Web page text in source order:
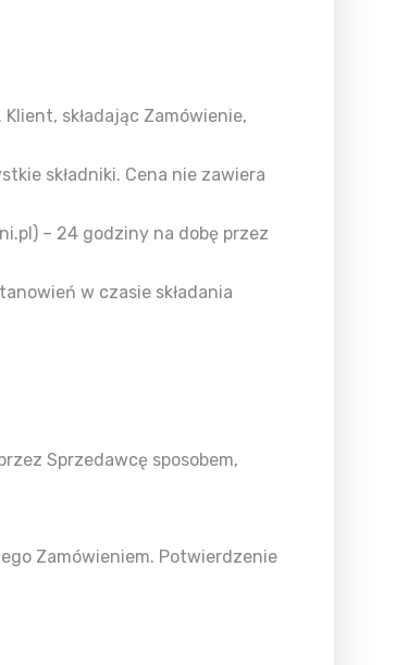
składając Zamówienie,
składniki. Cena nie zawiera
– 24 godziny na dobę przez
w czasie składania
Sprzedawcę sposobem,
Zamówieniem. Potwierdzenie